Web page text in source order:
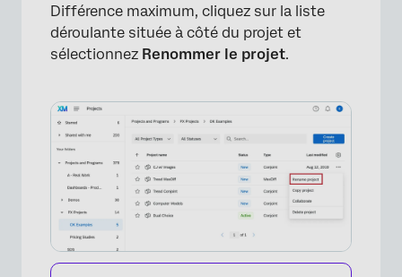
×
Différence maximum, cliquez sur la liste
déroulante située à côté du projet et
sélectionnez Renommer le projet.